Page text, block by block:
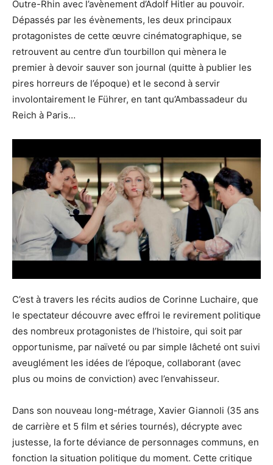
Outre-Rhin avec l’avènement d’Adolf Hitler au pouvoir.
Dépassés par les évènements, les deux principaux
protagonistes de cette œuvre cinématographique, se
retrouvent au centre d’un tourbillon qui mènera le
premier à devoir sauver son journal (quitte à publier les
pires horreurs de l’époque) et le second à servir
involontairement le Führer, en tant qu’Ambassadeur du
Reich à Paris…
C’est à travers les récits audios de Corinne Luchaire, que
le spectateur découvre avec effroi le revirement politique
des nombreux protagonistes de l’histoire, qui soit par
opportunisme, par naïveté ou par simple lâcheté ont suivi
aveuglément les idées de l’époque, collaborant (avec
plus ou moins de conviction) avec l’envahisseur.
Dans son nouveau long-métrage, Xavier Giannoli (35 ans
de carrière et 5 film et séries tournés), décrypte avec
justesse, la forte déviance de personnages communs, en
fonction la situation politique du moment. Cette critique